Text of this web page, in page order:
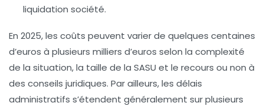
liquidation société.
En 2025, les coûts peuvent varier de quelques centaines
d’euros à plusieurs milliers d’euros selon la complexité
de la situation, la taille de la SASU et le recours ou non à
des conseils juridiques. Par ailleurs, les délais
administratifs s’étendent généralement sur plusieurs